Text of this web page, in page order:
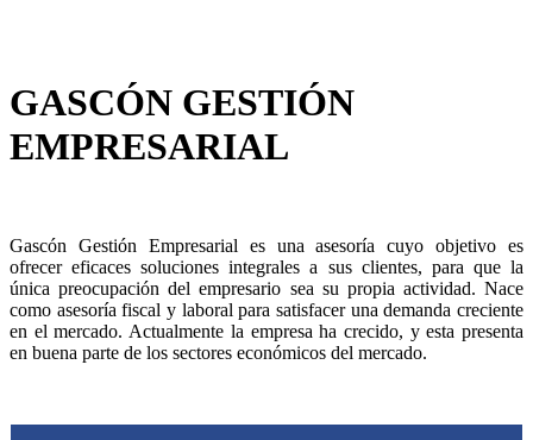
GASCÓN GESTIÓN
EMPRESARIAL
Gascón Gestión Empresarial es una asesoría cuyo objetivo es
ofrecer eficaces soluciones integrales a sus clientes, para que la
única preocupación del empresario sea su propia actividad. Nace
como asesoría fiscal y laboral para satisfacer una demanda creciente
en el mercado. Actualmente la empresa ha crecido, y esta presenta
en buena parte de los sectores económicos del mercado.